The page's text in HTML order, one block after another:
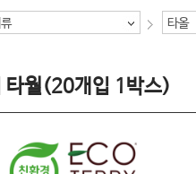
타올
타월(20개입 1박스)